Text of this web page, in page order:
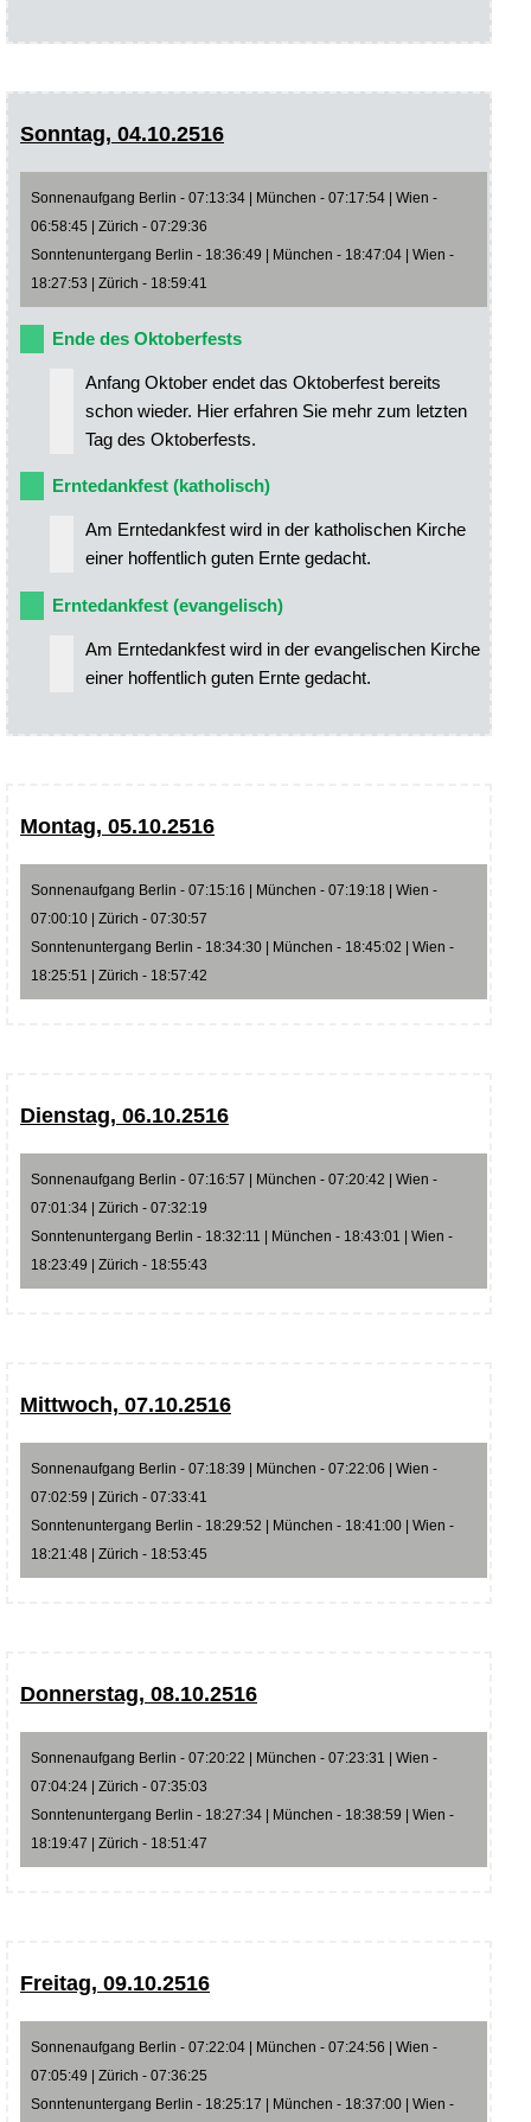
Sonntag, 04.10.2516
Sonnenaufgang Berlin - 07:13:34 | München - 07:17:54 | Wien -
06:58:45 | Zürich - 07:29:36
Sonntenuntergang Berlin - 18:36:49 | München - 18:47:04 | Wien -
18:27:53 | Zürich - 18:59:41
Ende des Oktoberfests
Anfang Oktober endet das Oktoberfest bereits
schon wieder. Hier erfahren Sie mehr zum letzten
Tag des Oktoberfests.
Erntedankfest (katholisch)
Am Erntedankfest wird in der katholischen Kirche
einer hoffentlich guten Ernte gedacht.
Erntedankfest (evangelisch)
Am Erntedankfest wird in der evangelischen Kirche
einer hoffentlich guten Ernte gedacht.
Montag, 05.10.2516
Sonnenaufgang Berlin - 07:15:16 | München - 07:19:18 | Wien -
07:00:10 | Zürich - 07:30:57
Sonntenuntergang Berlin - 18:34:30 | München - 18:45:02 | Wien -
18:25:51 | Zürich - 18:57:42
Dienstag, 06.10.2516
Sonnenaufgang Berlin - 07:16:57 | München - 07:20:42 | Wien -
07:01:34 | Zürich - 07:32:19
Sonntenuntergang Berlin - 18:32:11 | München - 18:43:01 | Wien -
18:23:49 | Zürich - 18:55:43
Mittwoch, 07.10.2516
Sonnenaufgang Berlin - 07:18:39 | München - 07:22:06 | Wien -
07:02:59 | Zürich - 07:33:41
Sonntenuntergang Berlin - 18:29:52 | München - 18:41:00 | Wien -
18:21:48 | Zürich - 18:53:45
Donnerstag, 08.10.2516
Sonnenaufgang Berlin - 07:20:22 | München - 07:23:31 | Wien -
07:04:24 | Zürich - 07:35:03
Sonntenuntergang Berlin - 18:27:34 | München - 18:38:59 | Wien -
18:19:47 | Zürich - 18:51:47
Freitag, 09.10.2516
Sonnenaufgang Berlin - 07:22:04 | München - 07:24:56 | Wien -
07:05:49 | Zürich - 07:36:25
Sonntenuntergang Berlin - 18:25:17 | München - 18:37:00 | Wien -